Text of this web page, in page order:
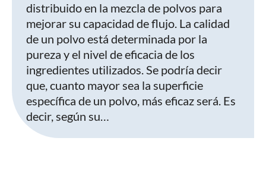
distribuido en la mezcla de polvos para
mejorar su capacidad de flujo. La calidad
de un polvo está determinada por la
pureza y el nivel de eficacia de los
ingredientes utilizados. Se podría decir
que, cuanto mayor sea la superficie
específica de un polvo, más eficaz será. Es
decir, según su…